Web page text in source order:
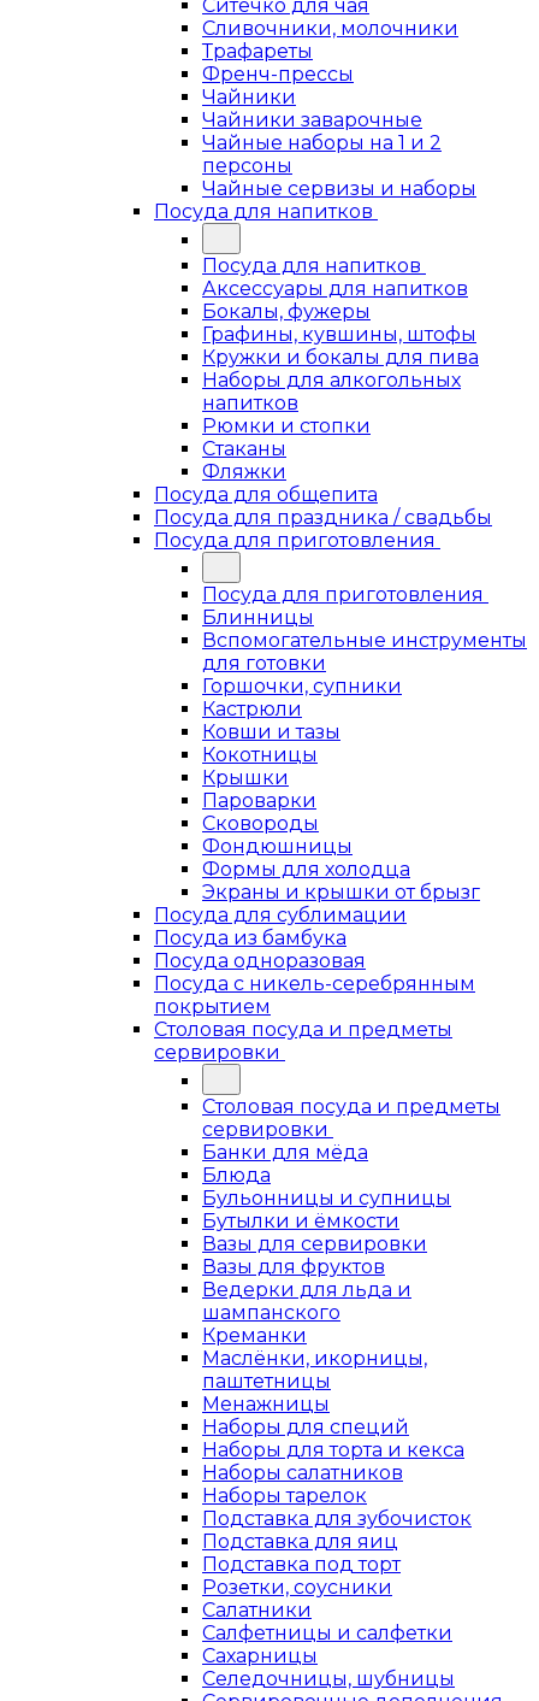
Ситечко для чая
Сливочники, молочники
Трафареты
Френч-прессы
Чайники
Чайники заварочные
Чайные наборы на 1 и 2
персоны
Чайные сервизы и наборы
Посуда для напитков
Посуда для напитков
Аксессуары для напитков
Бокалы, фужеры
Графины, кувшины, штофы
Кружки и бокалы для пива
Наборы для алкогольных
напитков
Рюмки и стопки
Стаканы
Фляжки
Посуда для общепита
Посуда для праздника / свадьбы
Посуда для приготовления
Посуда для приготовления
Блинницы
Вспомогательные инструменты
для готовки
Горшочки, супники
Кастрюли
Ковши и тазы
Кокотницы
Крышки
Пароварки
Сковороды
Фондюшницы
Формы для холодца
Экраны и крышки от брызг
Посуда для сублимации
Посуда из бамбука
Посуда одноразовая
Посуда с никель-серебрянным
покрытием
Столовая посуда и предметы
сервировки
Столовая посуда и предметы
сервировки
Банки для мёда
Блюда
Бульонницы и супницы
Бутылки и ёмкости
Вазы для сервировки
Вазы для фруктов
Ведерки для льда и
шампанского
Креманки
Маслёнки, икорницы,
паштетницы
Менажницы
Наборы для специй
Наборы для торта и кекса
Наборы салатников
Наборы тарелок
Подставка для зубочисток
Подставка для яиц
Подставка под торт
Розетки, соусники
Салатники
Салфетницы и салфетки
Сахарницы
Селедочницы, шубницы